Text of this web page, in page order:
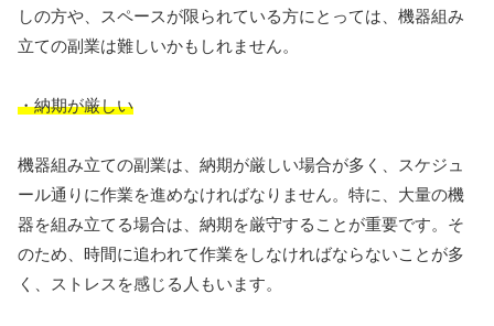
しの方や、スペースが限られている方にとっては、機器組み
立ての副業は難しいかもしれません。
・納期が厳しい
機器組み立ての副業は、納期が厳しい場合が多く、スケジュ
ール通りに作業を進めなければなりません。特に、大量の機
器を組み立てる場合は、納期を厳守することが重要です。そ
のため、時間に追われて作業をしなければならないことが多
く、ストレスを感じる人もいます。